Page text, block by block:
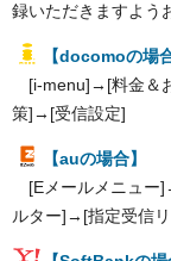
録いただきますよう
【docomoの場合
[i-menu]→[料金＆
策]→[受信設定]
【auの場合】
[Eメールメニュー
ルター]→[指定受信